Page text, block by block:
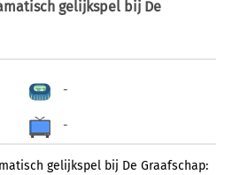
gelijkspel bij De
-
-
gelijkspel bij De Graafschap: